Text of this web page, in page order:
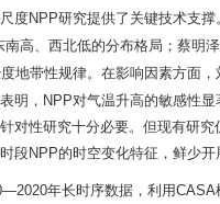
度NPP研究提供了关键技术支
高、西北低的分布格局；蔡明
地带性规律。在影响因素方面，
明，NPP对气温升高的敏感性
对性研究十分必要。但现有研
段NPP的时空变化特征，鲜少开
年长时序数据，利用